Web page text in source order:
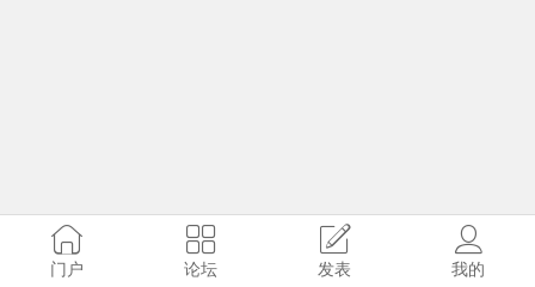
门户 论坛 发表 我的